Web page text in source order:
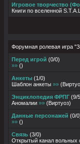
Игровое творчество
Книги по вселенной
Форумная ролевая игра
Перед игрой (0/0)
»» ()
Анкеты (1/0)
Шаблон анкеты »» (
Энциклопедия ФРПГ (9/5
Аномалии »» (Виртуоз)
Данные персонажей (0/0
»» ()
Связь (3/0)
Открытый канал вольных